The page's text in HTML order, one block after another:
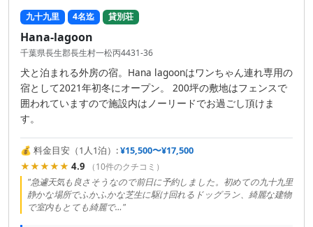
九十九里 4名迄 貸別荘
Hana-lagoon
千葉県長生郡長生村一松丙4431-36
犬と泊まれる外房の宿。Hana lagoonはワンちゃん連れ専用の
宿として2021年初冬にオープン。 200坪の敷地はフェンスで
囲われていますので施設内はノーリードでお過ごし頂けま
す。
💰 料金目安（1人1泊）:¥15,500〜¥17,500
★★★★★ 4.9
（10件のクチコミ）
"急遽天気も良さそうなので前日に予約しました。初めての九十九里
静かな場所でふかふかな芝生に駆け回れるドッグラン、綺麗な建物
で室内もとても綺麗で…"